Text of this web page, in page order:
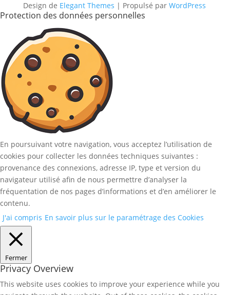
Design de Elegant Themes | Propulsé par WordPress
Protection des données personnelles
En poursuivant votre navigation, vous acceptez l’utilisation de
cookies pour collecter les données techniques suivantes :
provenance des connexions, adresse IP, type et version du
navigateur utilisé afin de nous permettre d’analyser la
fréquentation de nos pages d’informations et d’en améliorer le
contenu.
J'ai compris En savoir plus sur le paramétrage des Cookies
Fermer
Privacy Overview
This website uses cookies to improve your experience while you